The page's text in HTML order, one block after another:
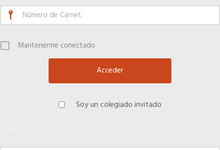
Mantenerme conectado
Soy un colegiado invitado